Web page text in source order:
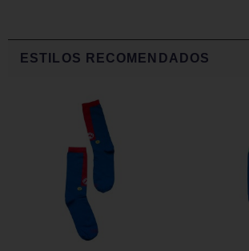
ESTILOS RECOMENDADOS